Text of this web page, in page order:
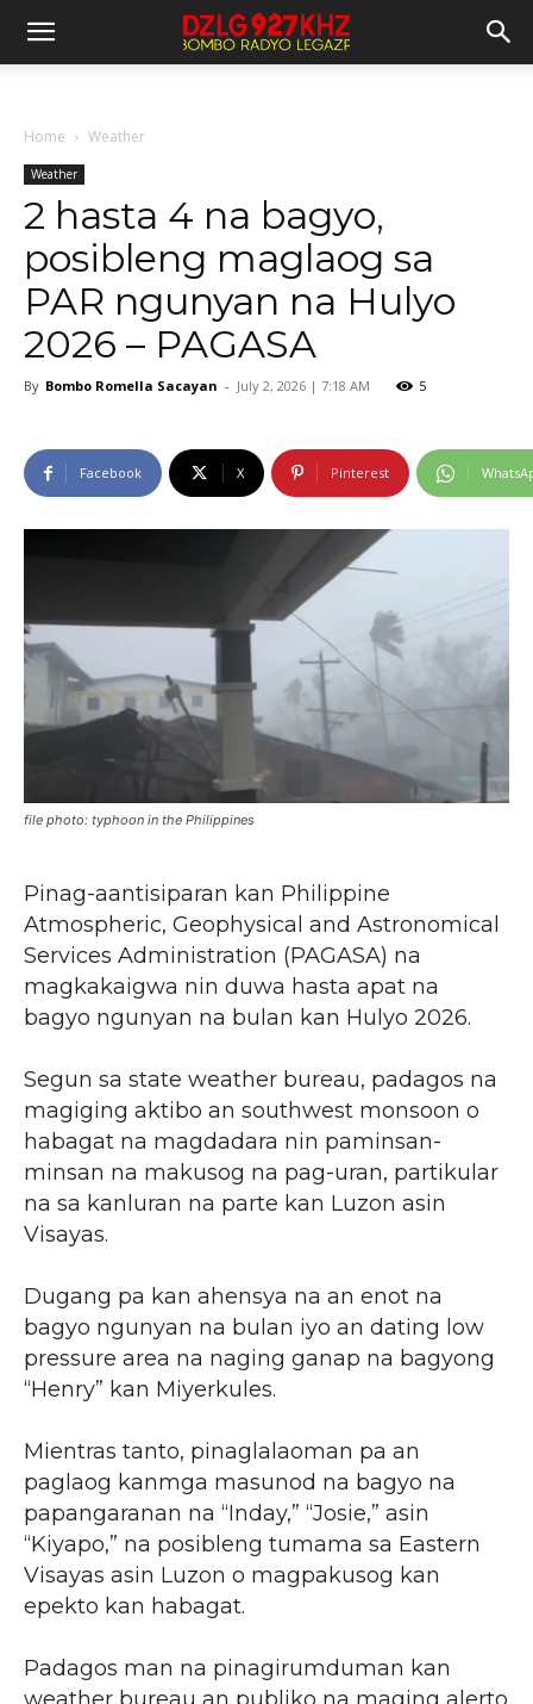
Home Weather
Weather
2 hasta 4 na bagyo,
posibleng maglaog sa
PAR ngunyan na Hulyo
2026 – PAGASA
By Bombo Romella Sacayan - July 2, 2026 | 7:18 AM 5
Facebook X Pinterest
file photo: typhoon in the Philippines
Pinag-aantisiparan kan Philippine
Atmospheric, Geophysical and Astronomical
Services Administration (PAGASA) na
magkakaigwa nin duwa hasta apat na
bagyo ngunyan na bulan kan Hulyo 2026.
Segun sa state weather bureau, padagos na
magiging aktibo an southwest monsoon o
habagat na magdadara nin paminsan-
minsan na makusog na pag-uran, partikular
na sa kanluran na parte kan Luzon asin
Visayas.
Dugang pa kan ahensya na an enot na
bagyo ngunyan na bulan iyo an dating low
pressure area na naging ganap na bagyong
“Henry” kan Miyerkules.
Mientras tanto, pinaglalaoman pa an
paglaog kanmga masunod na bagyo na
papangaranan na “Inday,” “Josie,” asin
“Kiyapo,” na posibleng tumama sa Eastern
Visayas asin Luzon o magpakusog kan
epekto kan habagat.
Padagos man na pinagirumduman kan